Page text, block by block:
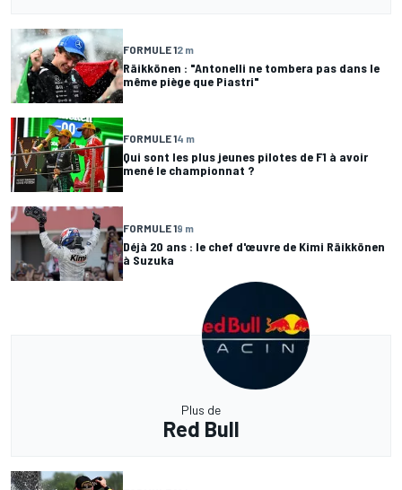
FORMULE 12 m
Räikkönen : "Antonelli ne tombera pas dans le
même piège que Piastri"
FORMULE 14 m
Qui sont les plus jeunes pilotes de F1 à avoir
mené le championnat ?
FORMULE 19 m
Déjà 20 ans : le chef d'œuvre de Kimi Räikkönen
à Suzuka
Plus de
Red Bull